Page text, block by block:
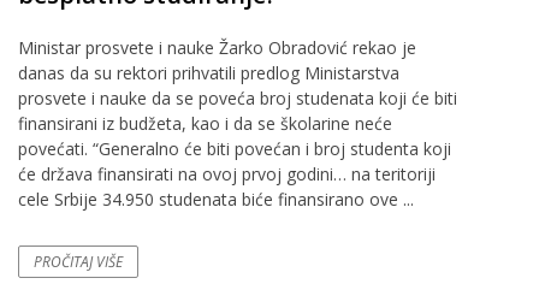
Ministar prosvete i nauke Žarko Obradović rekao je
danas da su rektori prihvatili predlog Ministarstva
prosvete i nauke da se poveća broj studenata koji će biti
finansirani iz budžeta, kao i da se školarine neće
povećati. “Generalno će biti povećan i broj studenta koji
će država finansirati na ovoj prvoj godini… na teritoriji
cele Srbije 34.950 studenata biće finansirano ove ...
PROČITAJ VIŠE